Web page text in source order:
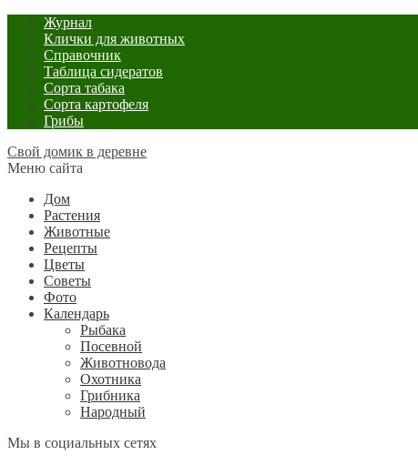
Журнал
Клички для животных
Справочник
Таблица сидератов
Сорта табака
Сорта картофеля
Грибы
Свой домик в деревне
Меню сайта
Дом
Растения
Животные
Рецепты
Цветы
Советы
Фото
Календарь
Рыбака
Посевной
Животновода
Охотника
Грибника
Народный
Мы в социальных сетях